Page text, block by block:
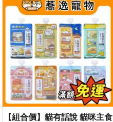
【組合價】貓有話說 貓咪主食